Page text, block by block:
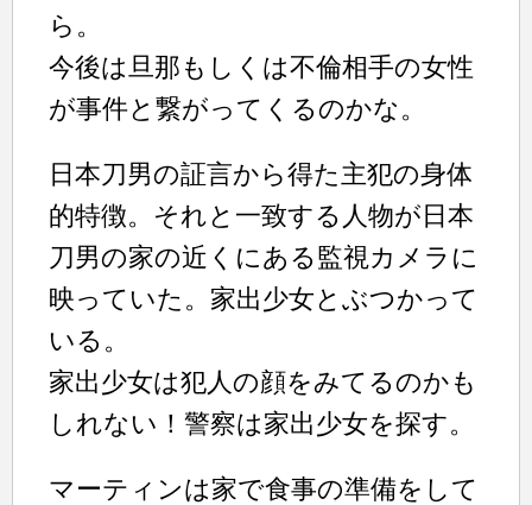
ら。
今後は旦那もしくは不倫相手の女性
が事件と繋がってくるのかな。
日本刀男の証言から得た主犯の身体
的特徴。それと一致する人物が日本
刀男の家の近くにある監視カメラに
映っていた。家出少女とぶつかって
いる。
家出少女は犯人の顔をみてるのかも
しれない！警察は家出少女を探す。
マーティンは家で食事の準備をして